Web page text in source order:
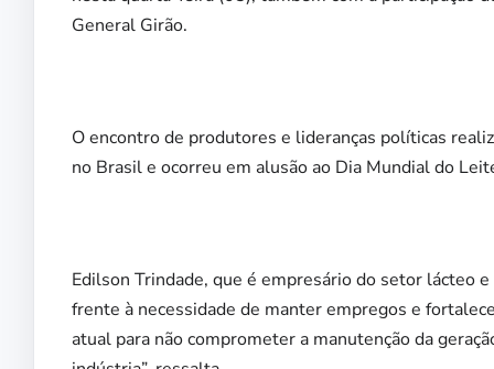
General Girão.
O encontro de produtores e lideranças políticas
no Brasil e ocorreu em alusão ao Dia Mundial do
Edilson Trindade, que é empresário do setor lácteo
frente à necessidade de manter empregos e
atual para não comprometer a manutenção da